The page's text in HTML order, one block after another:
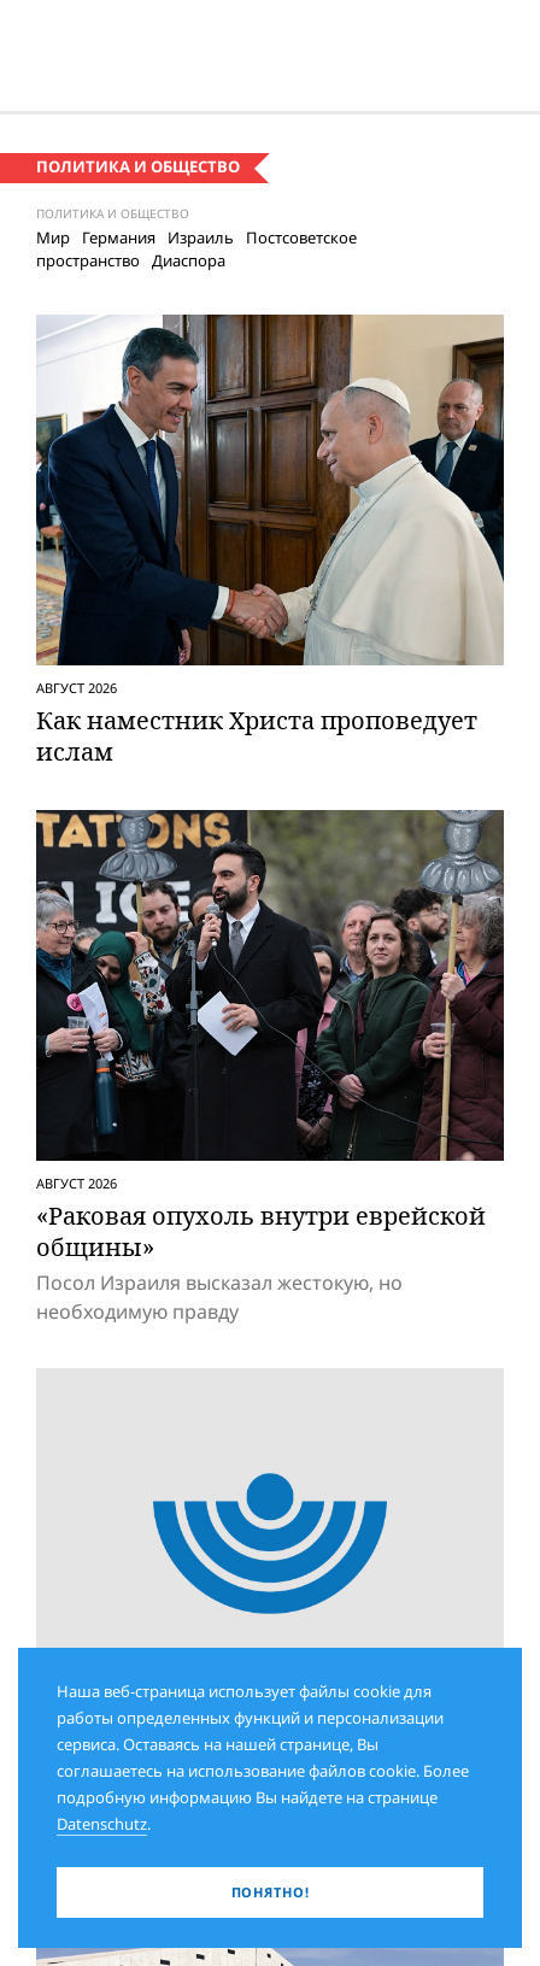
ПОЛИТИКА И ОБЩЕСТВО
ПОЛИТИКА И ОБЩЕСТВО
Мир Германия Израиль
Постсоветское
пространство Диаспора
АВГУСТ 2026
Как наместник Христа проповедует
ислам
АВГУСТ 2026
«Раковая опухоль внутри еврейской
общины»
Посол Израиля высказал жестокую, но
необходимую правду
АВГУСТ 2026
Смена эпох
Наша веб-страница использует файлы cookie для
работы определенных функций и персонализации
сервиса. Оставаясь на нашей странице, Вы
соглашаетесь на использование файлов cookie. Более
подробную информацию Вы найдете на странице
Datenschutz.
ПОНЯТНО!